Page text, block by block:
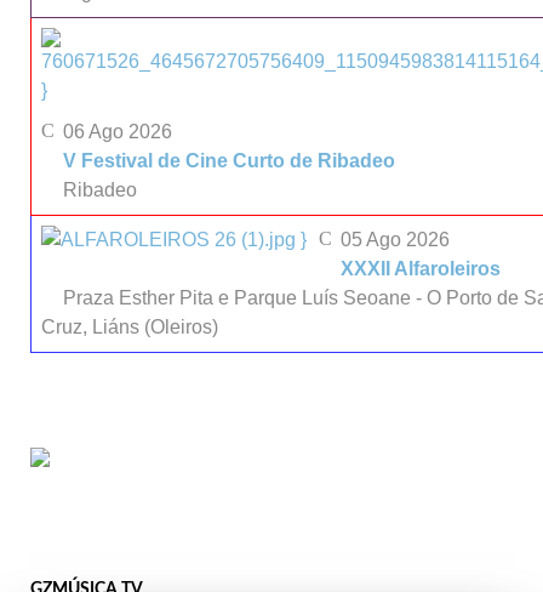
}
06 Ago 2026
V Festival de Cine Curto de Ribadeo
Ribadeo
}
05 Ago 2026
XXXII Alfaroleiros
Praza Esther Pita e Parque Luís Seoane - O Porto de
Cruz, Liáns (Oleiros)